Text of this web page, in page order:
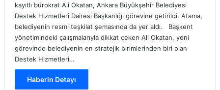
kayıtlı bürokrat Ali Okatan, Ankara Büyükşehir Belediyesi
Destek Hizmetleri Dairesi Başkanlığı görevine getirildi. Atama,
belediyenin resmi teşkilat şemasında da yer aldı. Başkent
yönetimindeki çalışmalarıyla dikkat çeken Ali Okatan, yeni
görevinde belediyenin en stratejik birimlerinden biri olan
Destek Hizmetleri…
Haberin Detayı